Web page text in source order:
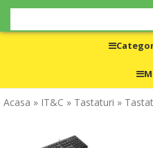
Acasa » IT&C » Tastaturi »